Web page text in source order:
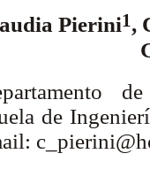
Pierini1 ,
de